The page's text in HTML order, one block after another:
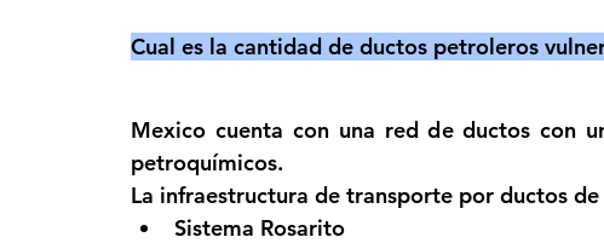
Cual es la cantidad de ductos petroleros
Mexico cuenta con una red de ductos con
petroquímicos.
La infraestructura de transporte por ductos
Sistema Rosarito